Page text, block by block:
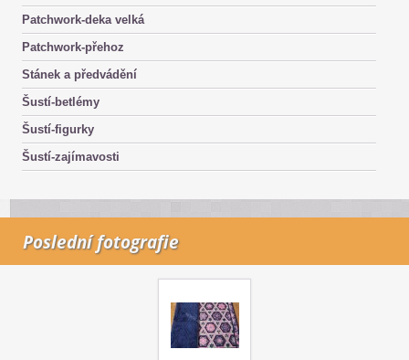
Patchwork-deka velká
Patchwork-přehoz
Stánek a předvádění
Šustí-betlémy
Šustí-figurky
Šustí-zajímavosti
Poslední fotografie